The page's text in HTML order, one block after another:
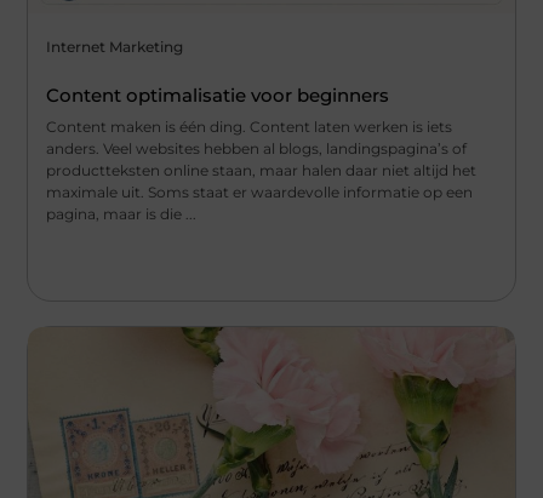
Internet Marketing
Content optimalisatie voor beginners
Content maken is één ding. Content laten werken is iets
anders. Veel websites hebben al blogs, landingspagina’s of
productteksten online staan, maar halen daar niet altijd het
maximale uit. Soms staat er waardevolle informatie op een
pagina, maar is die ...